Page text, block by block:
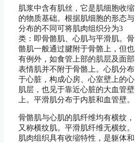
肌浆中含有肌丝，它是肌细胞收缩
的物质基础。根据肌细胞的形态与
分布的不同可将肌肉组织分为3
类：即骨骼肌、心肌与平滑肌。骨
骼肌一般通过腱附于骨骼上，但也
有例外，如食管上部的肌层及面部
表情肌并不附于骨骼上。心肌分布
于心脏，构成心房、心室壁上的心
肌层，也见于靠近心脏的大血管壁
上。平滑肌分布于内脏和血管壁。
骨骼肌与心肌的肌纤维均有横纹，
又称横纹肌。平滑肌纤维无横纹。
肌肉组织具有收缩特性，是躯体和